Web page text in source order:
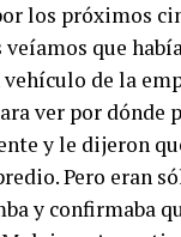
los próximos
veíamos que
de la
ver por dónde
y le dijeron
Pero eran
y confirmaba